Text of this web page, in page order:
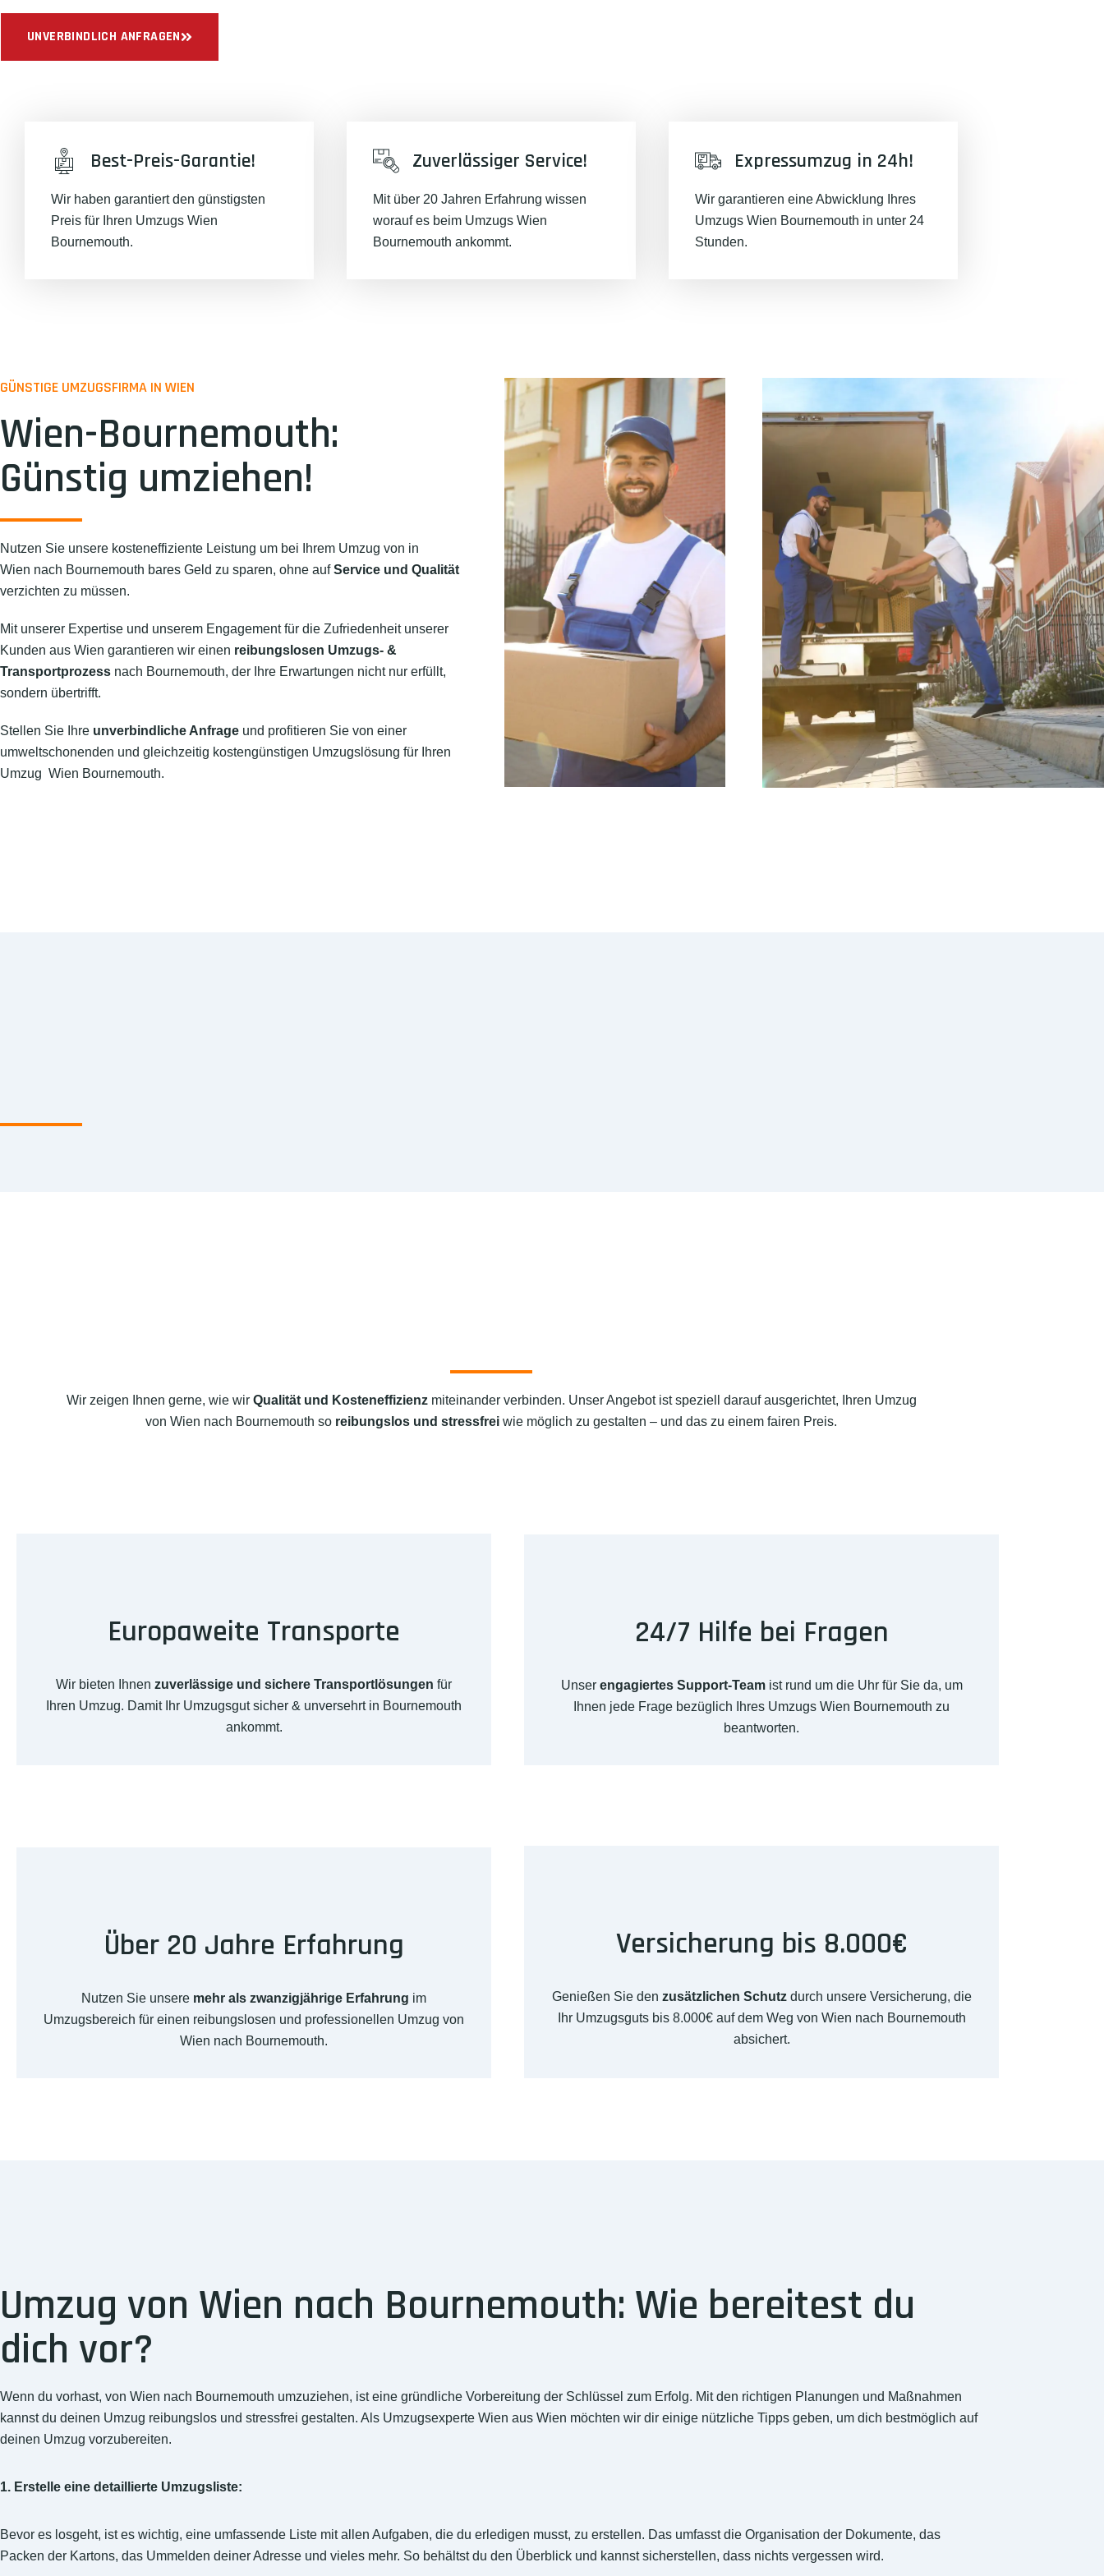
UNVERBINDLICH ANFRAGEN
Best-Preis-Garantie!
Wir haben garantiert den günstigsten
Preis für Ihren Umzugs Wien
Bournemouth.
Zuverlässiger Service!
Mit über 20 Jahren Erfahrung wissen
worauf es beim Umzugs Wien
Bournemouth ankommt.
Expressumzug in 24h!
Wir garantieren eine Abwicklung Ihres
Umzugs Wien Bournemouth in unter 24
Stunden.
GÜNSTIGE UMZUGSFIRMA IN WIEN
Wien-Bournemouth:
Günstig umziehen!
Nutzen Sie unsere kosteneffiziente Leistung um bei Ihrem Umzug von in
Wien nach Bournemouth bares Geld zu sparen, ohne aufService und Qualität
verzichten zu müssen.
Mit unserer Expertise und unserem Engagement für die Zufriedenheit unserer
Kunden aus Wien garantieren wir einen reibungslosen Umzugs- &
Transportprozess nach Bournemouth, der Ihre Erwartungen nicht nur erfüllt,
sondern übertrifft.
Stellen Sie Ihre unverbindliche Anfrage und profitieren Sie von einer
umweltschonenden und gleichzeitig kostengünstigen Umzugslösung für Ihren
Umzug Wien Bournemouth.
Wir zeigen Ihnen gerne, wie wir Qualität und Kosteneffizienzmiteinander verbinden. Unser Angebot ist speziell darauf ausgerichtet, Ihren Umzug
von Wien nach Bournemouth so reibungslos und stressfrei wie möglich zu gestalten – und das zu einem fairen Preis.
Europaweite Transporte
Wir bieten Ihnen zuverlässige und sichere Transportlösungen für
Ihren Umzug. Damit Ihr Umzugsgut sicher & unversehrt in Bournemouth
ankommt.
24/7 Hilfe bei Fragen
Unser engagiertes Support-Teamist rund um die Uhr für Sie da, um
Ihnen jede Frage bezüglich Ihres Umzugs Wien Bournemouth zu
beantworten.
Über 20 Jahre Erfahrung
Nutzen Sie unsere mehr als zwanzigjährige Erfahrung im
Umzugsbereich für einen reibungslosen und professionellen Umzug von
Wien nach Bournemouth.
Versicherung bis 8.000€
Genießen Sie den zusätzlichen Schutzdurch unsere Versicherung, die
Ihr Umzugsguts bis 8.000€ auf dem Weg von Wien nach Bournemouth
absichert.
Umzug von Wien nach Bournemouth: Wie bereitest du
dich vor?
Wenn du vorhast, von Wien nach Bournemouth umzuziehen, ist eine gründliche Vorbereitung der Schlüssel zum Erfolg. Mit den richtigen Planungen und Maßnahmen
kannst du deinen Umzug reibungslos und stressfrei gestalten. Als Umzugsexperte Wien aus Wien möchten wir dir einige nützliche Tipps geben, um dich bestmöglich auf
deinen Umzug vorzubereiten.
1. Erstelle eine detaillierte Umzugsliste:
Bevor es losgeht, ist es wichtig, eine umfassende Liste mit allen Aufgaben, die du erledigen musst, zu erstellen. Das umfasst die Organisation der Dokumente, das
Packen der Kartons, das Ummelden deiner Adresse und vieles mehr. So behältst du den Überblick und kannst sicherstellen, dass nichts vergessen wird.